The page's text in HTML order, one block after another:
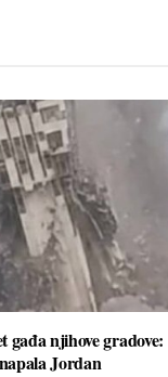
njihove gradove:
Jordan